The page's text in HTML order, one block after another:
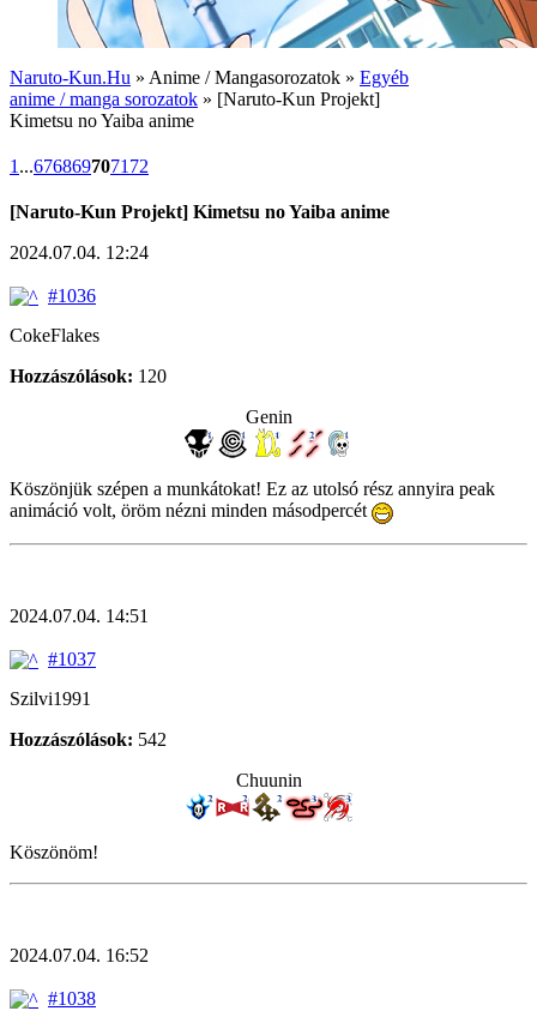
Naruto-Kun.Hu » Anime / Mangasorozatok » Egyéb
anime / manga sorozatok » [Naruto-Kun Projekt]
Kimetsu no Yaiba anime
1 ...6768697071 72
[Naruto-Kun Projekt] Kimetsu no Yaiba anime
2024.07.04. 12:24
#1036
CokeFlakes
Hozzászólások: 120
Genin
Köszönjük szépen a munkátokat! Ez az utolsó rész annyira peak
animáció volt, öröm nézni minden másodpercét
2024.07.04. 14:51
#1037
Szilvi1991
Hozzászólások: 542
Chuunin
Köszönöm!
2024.07.04. 16:52
#1038